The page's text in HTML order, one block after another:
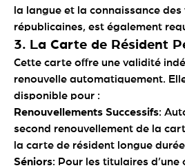
la langue et la connaissance des
républicaines, est également
3. La Carte de Résident
Cette carte offre une validité
renouvelle automatiquement.
disponible pour :
Renouvellements Successifs:
second renouvellement de la
la carte de résident longue durée
Séniors: Pour les titulaires